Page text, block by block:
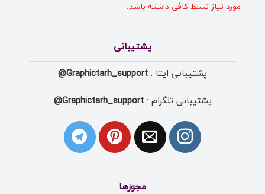
مورد نیاز تسلط کافی داشته باشد.
پشتیبانی
پشتیبانی ایتا : Graphictarh_support@
پشتیبانی تلگرام :Graphictarh_support@
مجوزها